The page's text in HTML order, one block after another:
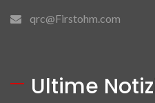
qrc@Firstohm.com
Ultime